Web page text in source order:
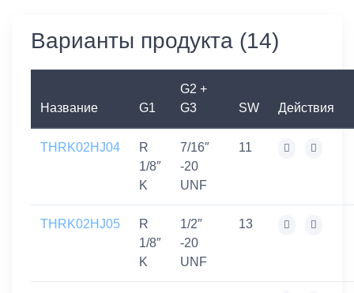
Варианты продукта (14)
Название G1
G2 +
G3
SW Действия
THRK02HJ04
R
1/8″
K
7/16″
-20
UNF
11
THRK02HJ05
R
1/8″
K
1/2″
-20
UNF
13